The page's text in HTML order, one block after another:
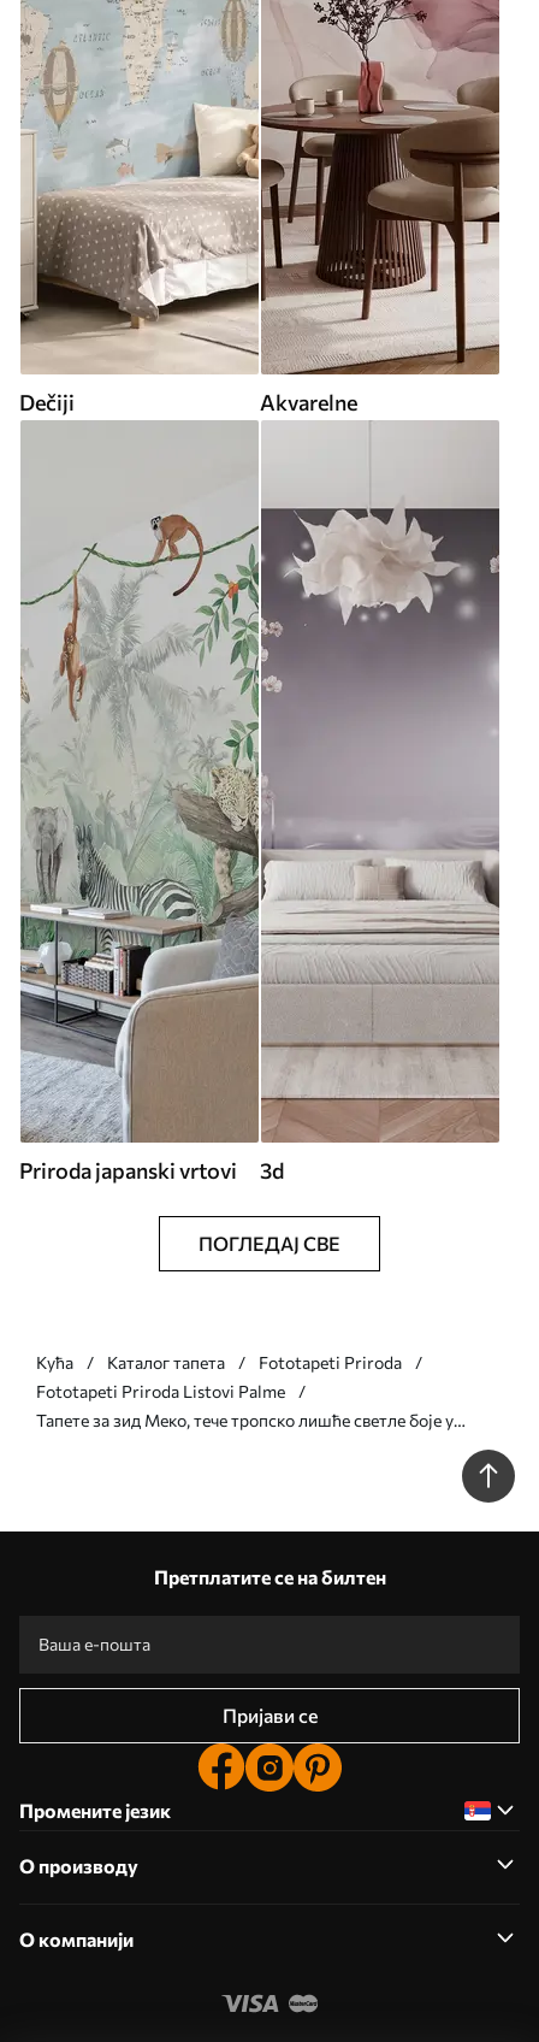
Dečiji Akvarelne
Priroda japanski vrtovi 3d
ПОГЛЕДАЈ СВЕ
Кућа Каталог тапета
Fototapeti Priroda
Fototapeti Priroda Listovi Palme
Тапете за зид Меко, тече тропско лишће светле боје у
нијансама сиве и брескве, стапајући се у бледи, неутрални
Претплатите се на билтен
Пријави се
Промените језик
О производу
О компанији